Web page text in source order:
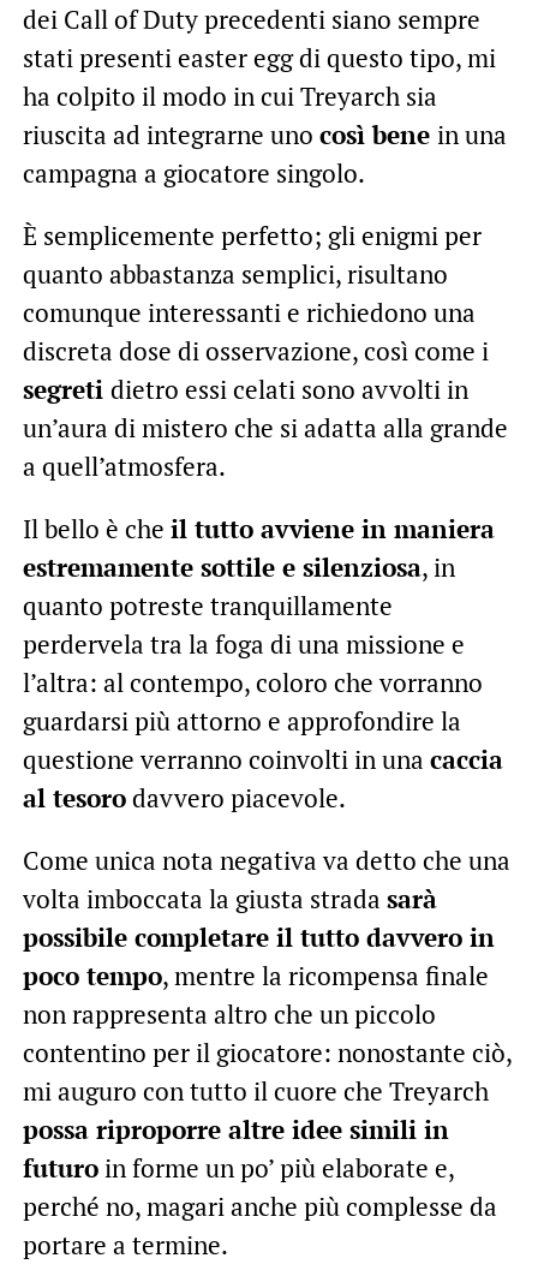
dei Call of Duty precedenti siano sempre
stati presenti easter egg di questo tipo, mi
ha colpito il modo in cui Treyarch sia
riuscita ad integrarne uno così bene in una
campagna a giocatore singolo.
È semplicemente perfetto; gli enigmi per
quanto abbastanza semplici, risultano
comunque interessanti e richiedono una
discreta dose di osservazione, così come i
segreti dietro essi celati sono avvolti in
un’aura di mistero che si adatta alla grande
a quell’atmosfera.
Il bello è che il tutto avviene in maniera
estremamente sottile e silenziosa, in
quanto potreste tranquillamente
perdervela tra la foga di una missione e
l’altra: al contempo, coloro che vorranno
guardarsi più attorno e approfondire la
questione verranno coinvolti in una caccia
al tesorodavvero piacevole.
Come unica nota negativa va detto che una
volta imboccata la giusta strada sarà
possibile completare il tutto davvero in
poco tempo, mentre la ricompensa finale
non rappresenta altro che un piccolo
contentino per il giocatore: nonostante ciò,
mi auguro con tutto il cuore che Treyarch
possa riproporre altre idee simili in
futuroin forme un po’ più elaborate e,
perché no, magari anche più complesse da
portare a termine.